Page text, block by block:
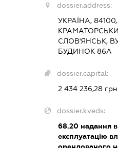
dossier.address:
УКРАЇНА,
СЛОВ'ЯНСЬК,
БУДИНОК 86А
dossier.capital:
2 434 236,28
dossier.kveds:
68.20надання
експлуатацію
орендованого